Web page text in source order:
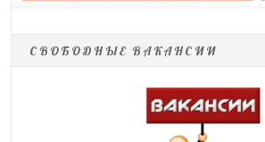
СВОБОДНЫЕ ВАКАНСИИ